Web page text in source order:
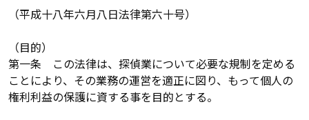
（平成十八年六月八日法律第六十号）
（目的）
第一条 この法律は、探偵業について必要な規制を定める
ことにより、その業務の運営を適正に図り、もって個人の
権利利益の保護に資する事を目的とする。